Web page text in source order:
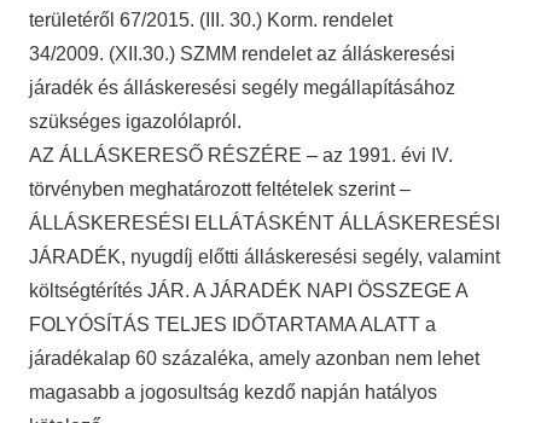
területéről 67/2015. (III. 30.) Korm. rendelet
34/2009. (XII.30.) SZMM rendelet az álláskeresési
járadék és álláskeresési segély megállapításához
szükséges igazolólapról.
AZ ÁLLÁSKERESŐ RÉSZÉRE – az 1991. évi IV.
törvényben meghatározott feltételek szerint –
ÁLLÁSKERESÉSI ELLÁTÁSKÉNT ÁLLÁSKERESÉSI
JÁRADÉK, nyugdíj előtti álláskeresési segély, valamint
költségtérítés JÁR. A JÁRADÉK NAPI ÖSSZEGE A
FOLYÓSÍTÁS TELJES IDŐTARTAMA ALATT a
járadékalap 60 százaléka, amely azonban nem lehet
magasabb a jogosultság kezdő napján hatályos